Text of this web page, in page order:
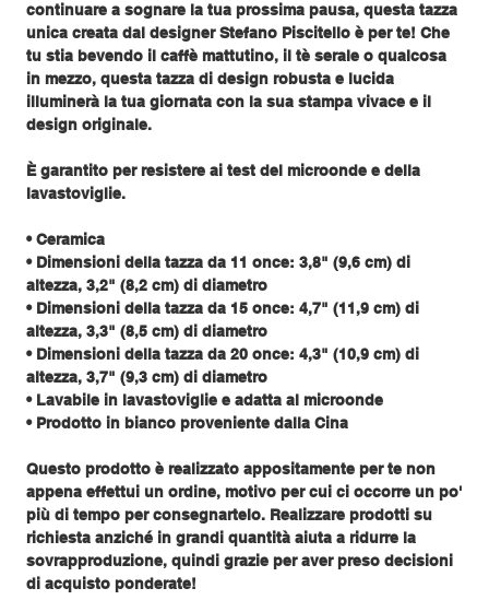
continuare a sognare la tua prossima pausa, questa tazza
unica creata dal designer Stefano Piscitello è per te! Che
tu stia bevendo il caffè mattutino, il tè serale o qualcosa
in mezzo, questa tazza di design robusta e lucida
illuminerà la tua giornata con la sua stampa vivace e il
design originale.
È garantito per resistere ai test del microonde e della
lavastoviglie.
• Ceramica
• Dimensioni della tazza da 11 once: 3,8" (9,6 cm) di
altezza, 3,2" (8,2 cm) di diametro
• Dimensioni della tazza da 15 once: 4,7" (11,9 cm) di
altezza, 3,3" (8,5 cm) di diametro
• Dimensioni della tazza da 20 once: 4,3" (10,9 cm) di
altezza, 3,7" (9,3 cm) di diametro
• Lavabile in lavastoviglie e adatta al microonde
• Prodotto in bianco proveniente dalla Cina
Questo prodotto è realizzato appositamente per te non
appena effettui un ordine, motivo per cui ci occorre un po'
più di tempo per consegnartelo. Realizzare prodotti su
richiesta anziché in grandi quantità aiuta a ridurre la
sovrapproduzione, quindi grazie per aver preso decisioni
di acquisto ponderate!